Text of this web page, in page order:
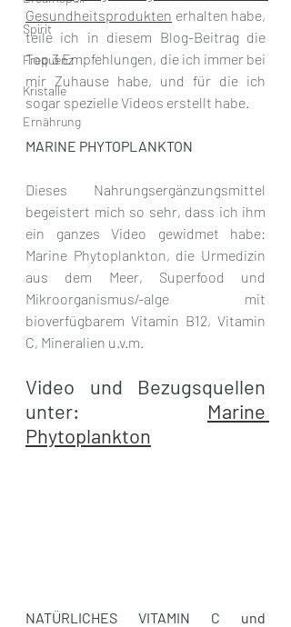
Spirit
Frequenz
Kristalle
Ernährung
Gesundheitsprodukten erhalten habe,
teile ich in diesem Blog-Beitrag die
Top 3 Empfehlungen, die ich immer bei
mir Zuhause habe, und für die ich
sogar spezielle Videos erstellt habe.
MARINE PHYTOPLANKTON
Dieses Nahrungsergänzungsmittel
begeistert mich so sehr, dass ich ihm
ein ganzes Video gewidmet habe:
Marine Phytoplankton, die Urmedizin
aus dem Meer, Superfood und
Mikroorganismus/-alge mit
bioverfügbarem Vitamin B12, Vitamin
C, Mineralien u.v.m.
Video und Bezugsquellen
unter: Marine
Phytoplankton
NATÜRLICHES VITAMIN C und